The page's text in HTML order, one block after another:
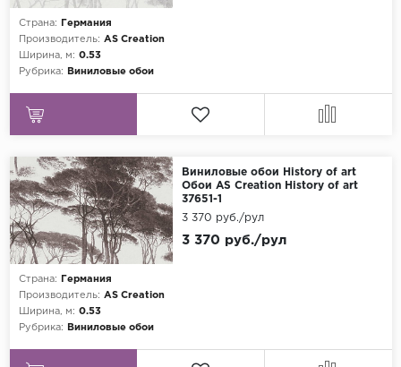
Страна:
Германия
Производитель: AS Creation
Ширина, м: 0.53
Рубрика:
Виниловые обои
Виниловые обои History of art
Обои AS Creation History of art
37651-1
Страна:
Германия
Производитель: AS Creation
Ширина, м: 0.53
Рубрика:
Виниловые обои
3 370 руб./рул
3 370 руб./рул